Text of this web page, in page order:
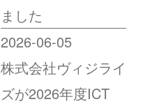
ました
2026-06-05
株式会社ヴィジライ
ズが2026年度ICT